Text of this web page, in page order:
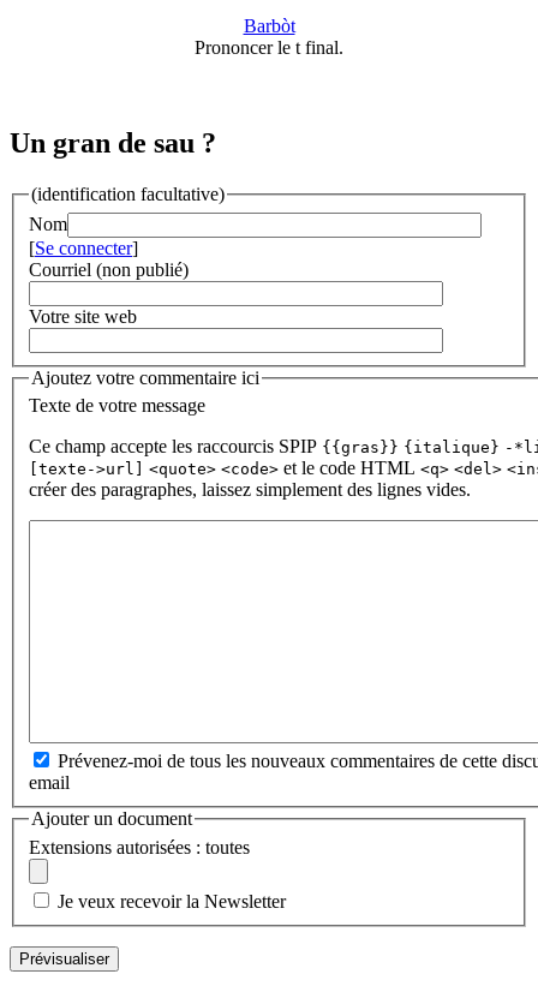
Barbòt
Prononcer le t final.
Un gran de sau ?
(identification facultative)
Nom
[Se connecter]
Courriel (non publié)
Votre site web
Ajoutez votre commentaire ici
Texte de votre message
Ce champ accepte les raccourcis SPIP {{gras}} {italique} -
[texte->url]
<quote> <code> et le code HTML <q> <del>
créer des paragraphes, laissez simplement des lignes vides.
Prévenez-moi de tous les nouveaux commentaires de cette
email
Ajouter un document
Extensions autorisées : toutes
Je veux recevoir la Newsletter